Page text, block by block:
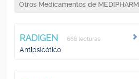
Otros Medicamentos de MEDIPHARM
RADIGEN 668 lecturas
Antipsicótico